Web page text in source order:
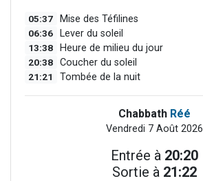
05:37 Mise des Téfilines
06:36 Lever du soleil
13:38 Heure de milieu du jour
20:38 Coucher du soleil
21:21 Tombée de la nuit
Chabbath Réé
Vendredi 7 Août 2026
Entrée à 20:20
Sortie à 21:22